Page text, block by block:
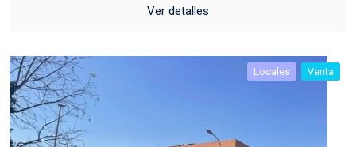
Ver detalles
Locales Venta